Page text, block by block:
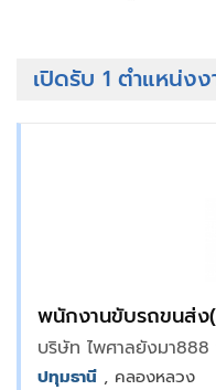
เปิดรับ 1 ตำแหน่งง
พนักงานขับรถขนส่ง
บริษัท ไพศาลยังมา888
ปทุมธานี , คลองหลวง